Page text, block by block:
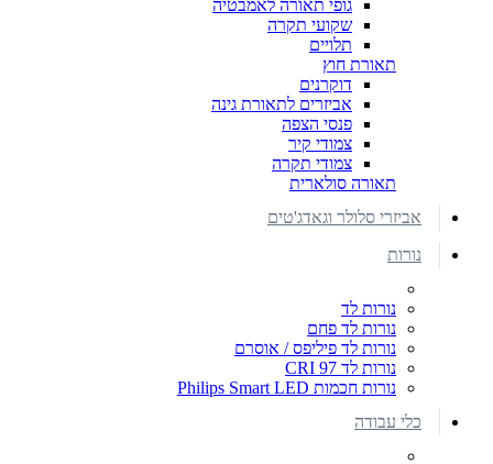
גופי תאורה לאמבטיה
שקועי תקרה
תלויים
תאורת חוץ
דוקרנים
אביזרים לתאורת גינה
פנסי הצפה
צמודי קיר
צמודי תקרה
תאורה סולארית
אביזרי סלולר וגאדג'טים
נורות
נורות לד
נורות לד פחם
נורות לד פיליפס / אוסרם
נורות לד CRI 97
נורות חכמות Philips Smart LED
כלי עבודה